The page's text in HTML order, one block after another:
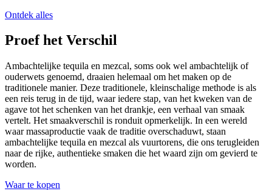
Ontdek alles
Proef het Verschil
Ambachtelijke tequila en mezcal, soms ook wel ambachtelijk of
ouderwets genoemd, draaien helemaal om het maken op de
traditionele manier. Deze traditionele, kleinschalige methode is als
een reis terug in de tijd, waar iedere stap, van het kweken van de
agave tot het schenken van het drankje, een verhaal van smaak
vertelt. Het smaakverschil is ronduit opmerkelijk. In een wereld
waar massaproductie vaak de traditie overschaduwt, staan
ambachtelijke tequila en mezcal als vuurtorens, die ons terugleiden
naar de rijke, authentieke smaken die het waard zijn om gevierd te
worden.
Waar te kopen